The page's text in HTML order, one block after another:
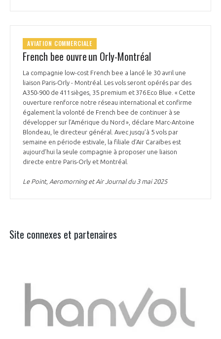
AVIATION COMMERCIALE
French bee ouvre un Orly-Montréal
La compagnie low-cost French bee a lancé le 30 avril une
liaison Paris-Orly - Montréal. Les vols seront opérés par des
A350-900 de 411 sièges, 35 premium et 376 Eco Blue. « Cette
ouverture renforce notre réseau international et confirme
également la volonté de French bee de continuer à se
développer sur l’Amérique du Nord », déclare Marc-Antoine
Blondeau, le directeur général. Avec jusqu’à 5 vols par
semaine en période estivale, la filiale d’Air Caraïbes est
aujourd’hui la seule compagnie à proposer une liaison
directe entre Paris-Orly et Montréal.
Le Point, Aeromorning et Air Journal du 3 mai 2025
Site connexes et partenaires